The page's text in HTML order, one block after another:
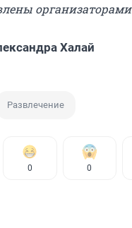
организаторами
Халай
Развлечение
0 0